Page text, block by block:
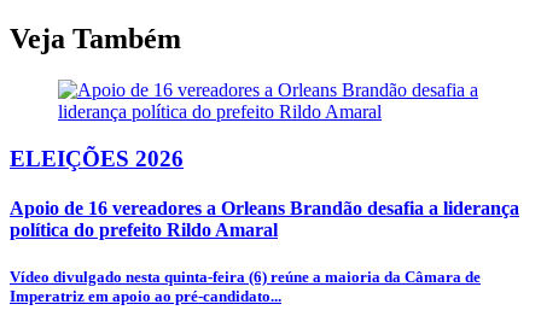
Veja Também
ELEIÇÕES 2026
Apoio de 16 vereadores a Orleans Brandão desafia a liderança
política do prefeito Rildo Amaral
Vídeo divulgado nesta quinta-feira (6) reúne a maioria da Câmara de
Imperatriz em apoio ao pré-candidato...